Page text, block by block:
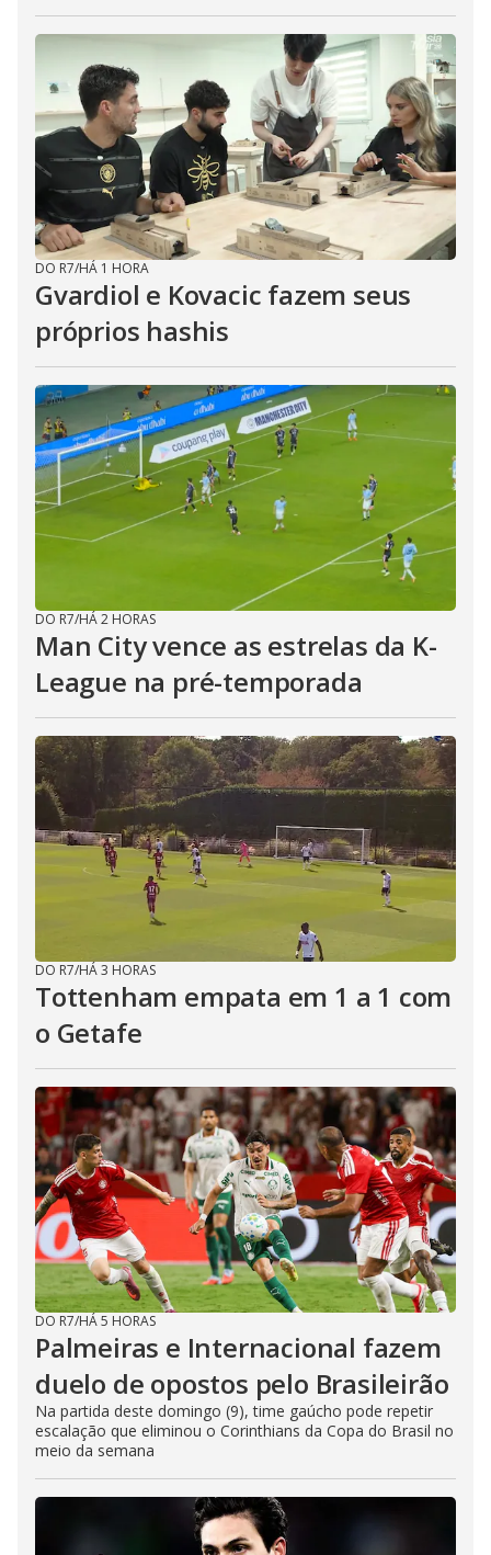
DO R7/HÁ 1 HORA
Gvardiol e Kovacic fazem seus
próprios hashis
DO R7/HÁ 2 HORAS
Man City vence as estrelas da K-
League na pré-temporada
DO R7/HÁ 3 HORAS
Tottenham empata em 1 a 1 com
o Getafe
DO R7/HÁ 5 HORAS
Palmeiras e Internacional fazem
duelo de opostos pelo Brasileirão
Na partida deste domingo (9), time gaúcho pode repetir
escalação que eliminou o Corinthians da Copa do Brasil no
meio da semana